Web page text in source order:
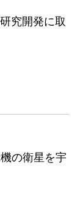
究開発に取
の衛星を宇